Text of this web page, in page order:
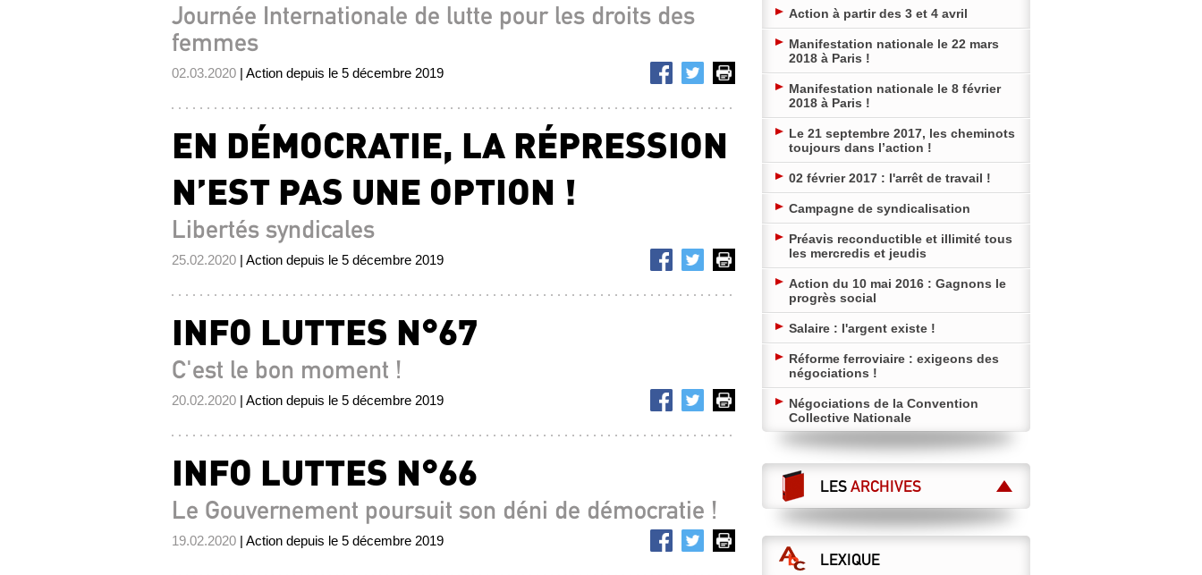
Journée Internationale de lutte pour les droits des
femmes
02.03.2020 | Action depuis le 5 décembre 2019
EN DÉMOCRATIE, LA RÉPRESSION
N’EST PAS UNE OPTION !
Libertés syndicales
25.02.2020 | Action depuis le 5 décembre 2019
INFO LUTTES N°67
C'est le bon moment !
20.02.2020 | Action depuis le 5 décembre 2019
INFO LUTTES N°66
Le Gouvernement poursuit son déni de démocratie !
19.02.2020 | Action depuis le 5 décembre 2019
Action à partir des 3 et 4 avril
Manifestation nationale le 22 mars
2018 à Paris !
Manifestation nationale le 8 février
2018 à Paris !
Le 21 septembre 2017, les cheminots
toujours dans l’action !
02 février 2017 : l'arrêt de travail !
Campagne de syndicalisation
Préavis reconductible et illimité tous
les mercredis et jeudis
Action du 10 mai 2016 : Gagnons le
progrès social
Salaire : l'argent existe !
Réforme ferroviaire : exigeons des
négociations !
Négociations de la Convention
Collective Nationale
LESARCHIVES
LEXIQUE